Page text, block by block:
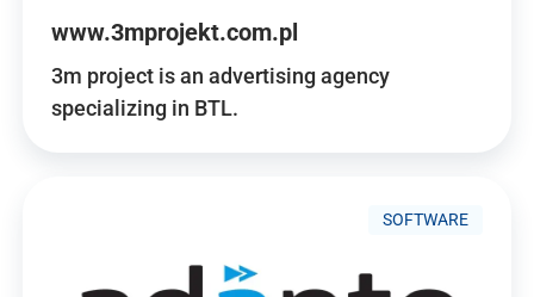
www.3mprojekt.com.pl
3m project is an advertising agency
specializing in BTL.
SOFTWARE